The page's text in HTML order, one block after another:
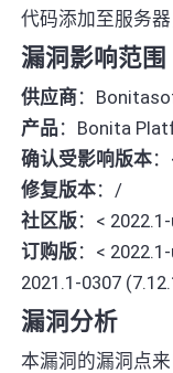
代码添加至服务器
漏洞影响范围
供应商：
产品：Bonita
确认受影响版本
修复版本：/
社区版：<
订购版：<
2021.1-0307
漏洞分析
本漏洞的漏洞点